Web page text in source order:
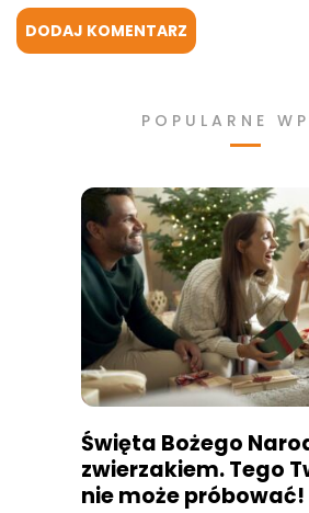
DODAJ KOMENTARZ
POPULARNE
Święta Bożego
zwierzakiem. Tego
nie może próbować!